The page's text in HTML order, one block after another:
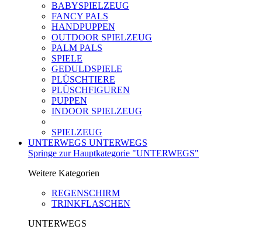
BABYSPIELZEUG
FANCY PALS
HANDPUPPEN
OUTDOOR SPIELZEUG
PALM PALS
SPIELE
GEDULDSPIELE
PLÜSCHTIERE
PLÜSCHFIGUREN
PUPPEN
INDOOR SPIELZEUG
SPIELZEUG
UNTERWEGS UNTERWEGS
Springe zur Hauptkategorie "UNTERWEGS"
Weitere Kategorien
REGENSCHIRM
TRINKFLASCHEN
UNTERWEGS